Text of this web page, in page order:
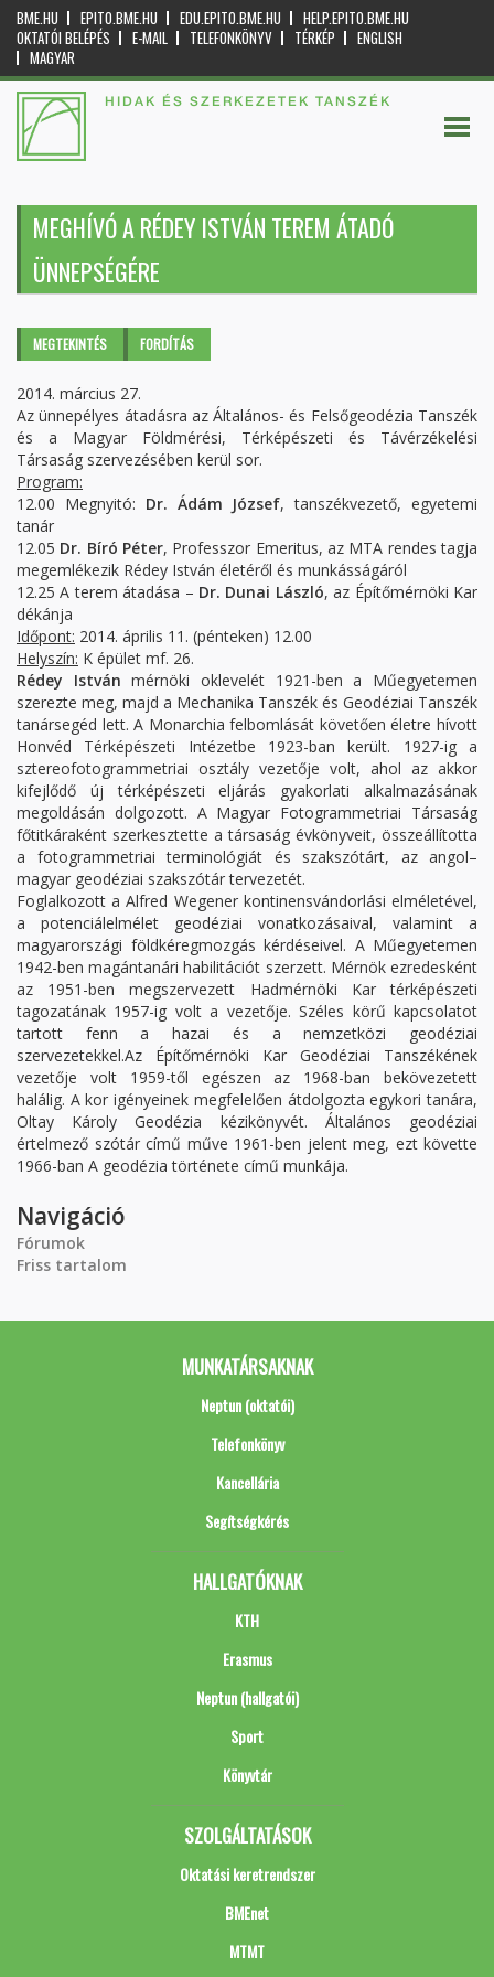
BME.HU EPITO.BME.HU EDU.EPITO.BME.HU
HELP.EPITO.BME.HU
OKTATÓI BELÉPÉS
E-MAIL TELEFONKÖNYV TÉRKÉP
ENGLISH
MAGYAR
HIDAK ÉS SZERKEZETEK TANSZÉK
MEGHÍVÓ A RÉDEY ISTVÁN TEREM ÁTADÓ
ÜNNEPSÉGÉRE
Elsődleges fülek
MEGTEKINTÉS (AKTÍVFORDÍTÁS
2014. március 27.
Az ünnepélyes átadásra az Általános- és Felsőgeodézia Tanszék
és a Magyar Földmérési, Térképészeti és Távérzékelési
Társaság szervezésében kerül sor.
Program:
12.00 Megnyitó: Dr. Ádám József, tanszékvezető, egyetemi
tanár
12.05 Dr. Bíró Péter, Professzor Emeritus, az MTA rendes tagja
megemlékezik Rédey István életéről és munkásságáról
12.25 A terem átadása – Dr. Dunai László, az Építőmérnöki Kar
dékánja
Időpont: 2014. április 11. (pénteken) 12.00
Helyszín: K épület mf. 26.
Rédey István mérnöki oklevelét 1921-ben a Műegyetemen
szerezte meg, majd a Mechanika Tanszék és Geodéziai Tanszék
tanársegéd lett. A Monarchia felbomlását követően életre hívott
Honvéd Térképészeti Intézetbe 1923-ban került. 1927-ig a
sztereofotogrammetriai osztály vezetője volt, ahol az akkor
kifejlődő új térképészeti eljárás gyakorlati alkalmazásának
megoldásán dolgozott. A Magyar Fotogrammetriai Társaság
főtitkáraként szerkesztette a társaság évkönyveit, összeállította
a fotogrammetriai terminológiát és szakszótárt, az angol–
magyar geodéziai szakszótár tervezetét.
Foglalkozott a Alfred Wegener kontinensvándorlási elméletével,
a potenciálelmélet geodéziai vonatkozásaival, valamint a
magyarországi földkéregmozgás kérdéseivel. A Műegyetemen
1942-ben magántanári habilitációt szerzett. Mérnök ezredesként
az 1951-ben megszervezett Hadmérnöki Kar térképészeti
tagozatának 1957-ig volt a vezetője. Széles körű kapcsolatot
tartott fenn a hazai és a nemzetközi geodéziai
szervezetekkel.Az Építőmérnöki Kar Geodéziai Tanszékének
vezetője volt 1959-től egészen az 1968-ban bekövezetett
halálig. A kor igényeinek megfelelően átdolgozta egykori tanára,
Oltay Károly Geodézia kézikönyvét. Általános geodéziai
értelmező szótár című műve 1961-ben jelent meg, ezt követte
1966-ban A geodézia története című munkája.
Navigáció
Fórumok
Friss tartalom
MUNKATÁRSAKNAK
Neptun (oktatói)
Telefonkönyv
Kancellária
Segítségkérés
HALLGATÓKNAK
KTH
Erasmus
Neptun (hallgatói)
Sport
Könyvtár
SZOLGÁLTATÁSOK
Oktatási keretrendszer
BMEnet
MTMT